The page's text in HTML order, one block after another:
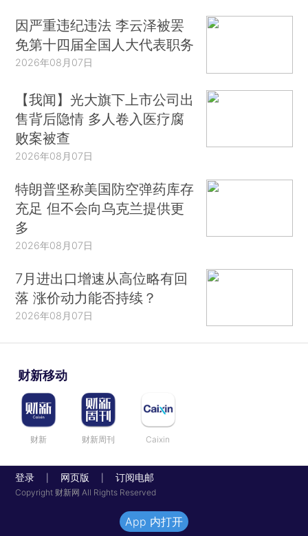
因严重违纪违法 李云泽被罢
免第十四届全国人大代表职务
2026年08月07日
【我闻】光大旗下上市公司出
售背后隐情 多人卷入医疗腐
败案被查
2026年08月07日
特朗普坚称美国防空弹药库存
充足 但不会向乌克兰提供更
多
2026年08月07日
7月进出口增速从高位略有回
落 涨价动力能否持续？
2026年08月07日
财新移动
财新 财新周刊 Caixin
登录 网页版 订阅电邮
Copyright 财新网 All Rights Reserved
App 内打开